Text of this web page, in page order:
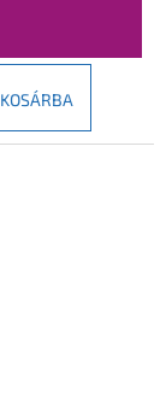
KOSÁRBA